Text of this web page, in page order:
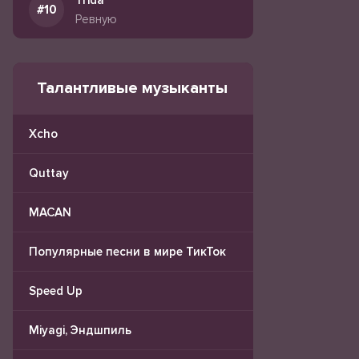
Ревную
Талантливые музыканты
Xcho
Quttay
MACAN
Популярные песни в мире ТикТок
Speed Up
Miyagi, Эндшпиль